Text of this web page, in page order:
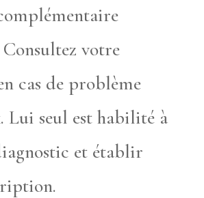
votre
cas de problème
Lui seul est habilité à
et établir